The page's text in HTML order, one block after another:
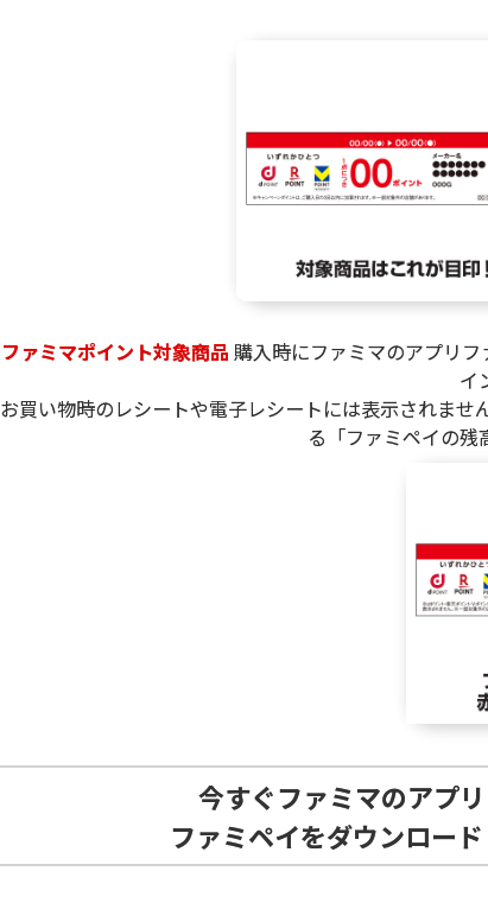
ファミマポイント対象商品 購入時にファミマのアプリ
イ
お買い物時のレシートや電子レシートには表示されま
る「ファミペイの残
今すぐファミマのアプリ
ファミペイをダウンロー